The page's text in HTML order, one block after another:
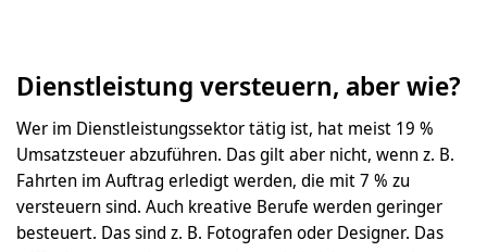
Dienstleistung versteuern, aber wie?
Wer im Dienstleistungssektor tätig ist, hat meist 19 %
Umsatzsteuer abzuführen. Das gilt aber nicht, wenn z. B.
Fahrten im Auftrag erledigt werden, die mit 7 % zu
versteuern sind. Auch kreative Berufe werden geringer
besteuert. Das sind z. B. Fotografen oder Designer. Das